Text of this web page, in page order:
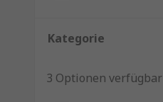
Kategorie
3 Optionen verfügbar